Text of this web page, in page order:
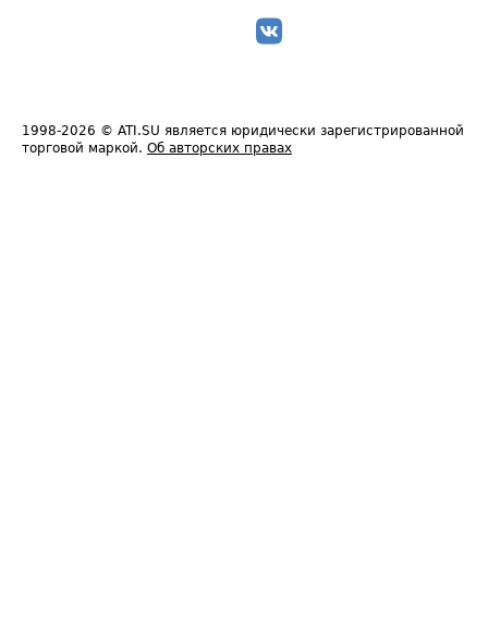
1998-2026 © ATI.SU является юридически зарегистрированной
торговой маркой. Об авторских правах